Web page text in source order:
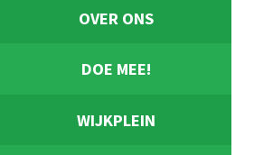
OVER ONS
DOE MEE!
WIJKPLEIN